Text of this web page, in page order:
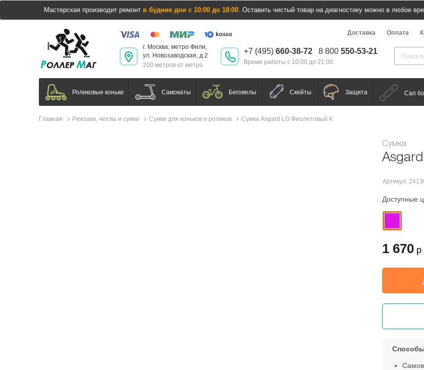
Мастерская производит ремонт в будние дни с 10:00 до 18:00. Оставить чистый товар на диагностику можно в любое
Доставка Оплата
г. Москва, метро Фили,
ул. Новозаводская, д.2
200 метров от метро
+7 (495) 660-38-72 8 800 550-53-21
Время работы с 10:00 до 21:00
Роликовые коньки Самокаты Беговелы Скейты Защита Сап
Главная Рюкзаки, чехлы и сумки Сумки для коньков и роликов Сумка Asgard LG Фиолетовый К
Сумка
Артикул:
Доступные
1 670 р